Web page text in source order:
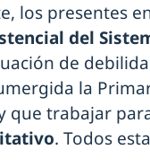
los presentes
del
de
la
que trabajar
. Todos